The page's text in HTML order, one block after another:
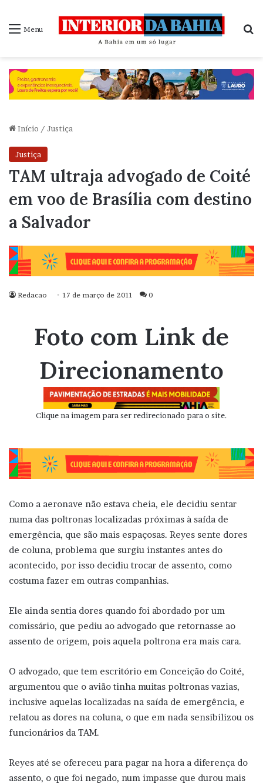
Menu
Início / Justiça
Justiça
TAM ultraja advogado de Coité
em voo de Brasília com destino
a Salvador
Redacao 17 de março de 2011 0
Foto com Link de
Direcionamento
Clique na imagem para ser redirecionado para o site.
Como a aeronave não estava cheia, ele decidiu sentar
numa das poltronas localizadas próximas à saída de
emergência, que são mais espaçosas. Reyes sente dores
de coluna, problema que surgiu instantes antes do
acontecido, por isso decidiu trocar de assento, como
costuma fazer em outras companhias.
Ele ainda sentia dores quando foi abordado por um
comissário, que pediu ao advogado que retornasse ao
assento de origem, pois aquela poltrona era mais cara.
O advogado, que tem escritório em Conceição do Coité,
argumentou que o avião tinha muitas poltronas vazias,
inclusive aquelas localizadas na saída de emergência, e
relatou as dores na coluna, o que em nada sensibilizou os
funcionários da TAM.
Reyes até se ofereceu para pagar na hora a diferença do
assento, o que foi negado, num impasse que durou mais